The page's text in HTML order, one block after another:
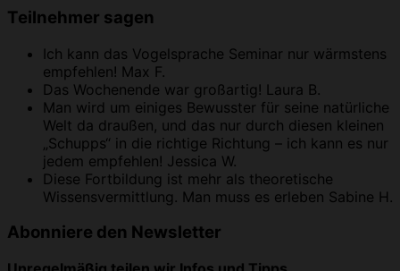
Teilnehmer sagen
Ich kann das Vogelsprache Seminar nur wärmstens
empfehlen! Max F.
Das Wochenende war großartig! Laura B.
Man wird um einiges Bewusster für seine natürliche
Welt da draußen, und das nur durch diesen kleinen
„Schupps“ in die richtige Richtung – ich kann es nur
jedem empfehlen! Jessica W.
Diese Fortbildung ist mehr als theoretische
Wissensvermittlung. Man muss es erleben Sabine H.
Abonniere den Newsletter